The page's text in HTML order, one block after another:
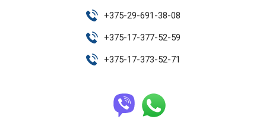
+375-29-691-38-08
+375-17-377-52-59
+375-17-373-52-71